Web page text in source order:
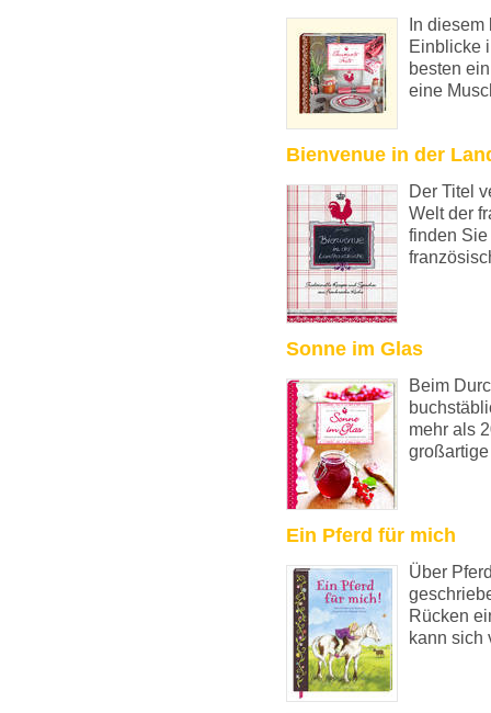
In
Einblicke
besten
eine
Bienvenue in der
Der Titel
Welt der
finden
Sonne im Glas
Beim
mehr als
Ein Pferd für mich
Über
Rücken
kann sich